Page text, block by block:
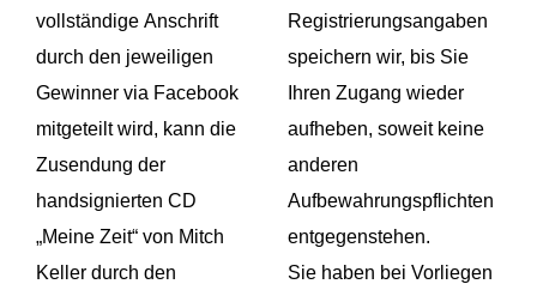
vollständige Anschrift
durch den jeweiligen
Gewinner via Facebook
mitgeteilt wird, kann die
Zusendung der
handsignierten CD
„Meine Zeit“ von Mitch
Keller durch den
Registrierungsangaben
speichern wir, bis Sie
Ihren Zugang wieder
aufheben, soweit keine
anderen
Aufbewahrungspflichten
entgegenstehen.
Sie haben bei Vorliegen